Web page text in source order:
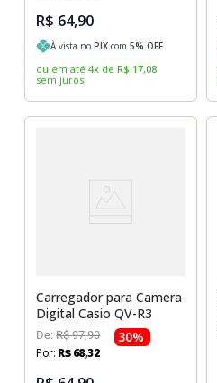
R$ 64,90
À vista noPIX com5% OFF
ou em até 4x de R$ 17,08
sem juros
Carregador para Camera
Digital Casio QV-R3
De:R$ 97,90 30%
Por: R$ 68,32